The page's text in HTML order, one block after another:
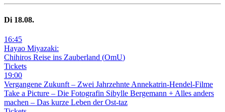
Di 18.08.
16:45
Hayao Miyazaki:
Chihiros Reise ins Zauberland (OmU)
Tickets
19:00
Vergangene Zukunft – Zwei Jahrzehnte Annekatrin-Hendel-Filme
Take a Picture – Die Fotografin Sibylle Bergemann + Alles anders
machen – Das kurze Leben der Ost-taz